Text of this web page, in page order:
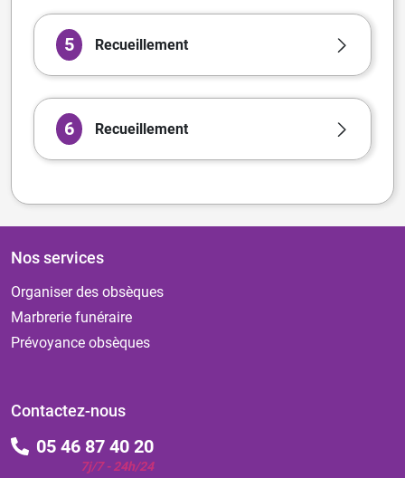
5 Recueillement
6 Recueillement
Nos services
Organiser des obsèques
Marbrerie funéraire
Prévoyance obsèques
Contactez-nous
05 46 87 40 20
7j/7 - 24h/24